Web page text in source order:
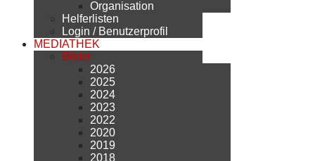
Organisation
Helferlisten
Login / Benutzerprofil
MEDIATHEK
Bilder
2026
2025
2024
2023
2022
2020
2019
2018